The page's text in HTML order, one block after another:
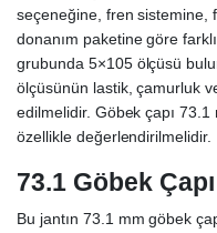
seçeneğine, fren sistemine,
donanım paketine göre
grubunda 5×105 ölçüsü
ölçüsünün lastik, çamurluk
edilmelidir. Göbek çapı
özellikle değerlendirilmelidir.
73.1 Göbek
Bu jantın 73.1 mm göbek